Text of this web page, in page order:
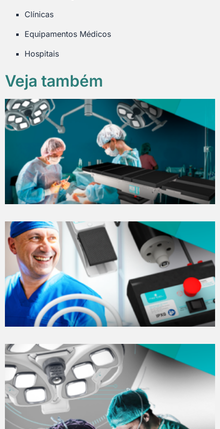
Clínicas
Equipamentos Médicos
Hospitais
Veja também